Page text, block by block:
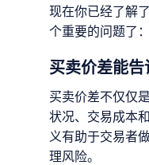
现在你已经了解
个重要的问题了
买卖价差能告
买卖价差不仅仅
状况、交易成本
义有助于交易者
理风险。